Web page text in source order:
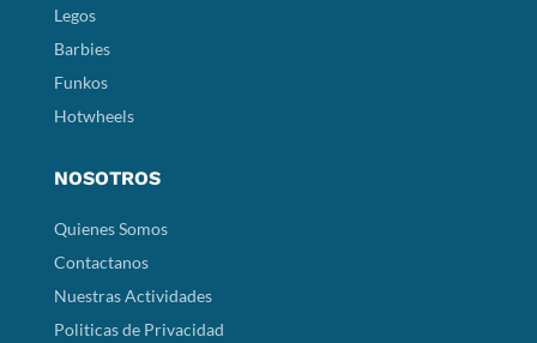
Legos
Barbies
Funkos
Hotwheels
NOSOTROS
Quienes Somos
Contactanos
Nuestras Actividades
Politicas de Privacidad